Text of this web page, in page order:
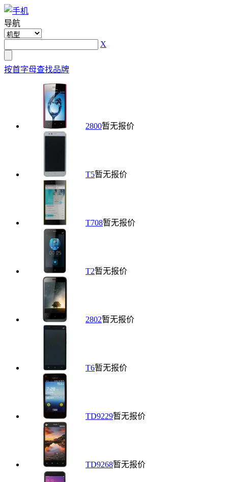
导航
X
按首字母查找品牌
2800暂无报价
T5暂无报价
T708暂无报价
T2暂无报价
2802暂无报价
T6暂无报价
TD9229暂无报价
TD9268暂无报价